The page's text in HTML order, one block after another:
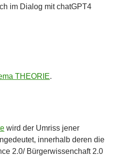
im Dialog mit chatGPT4
THEORIE.
wird der Umriss jener
innerhalb deren die
2.0/ Bürgerwissenchaft 2.0